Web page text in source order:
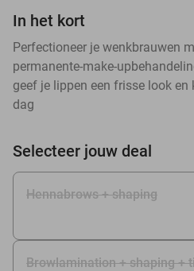
In het kort
Perfectioneer je wenkbrauwen
permanente-make-
geef je lippen een frisse look
dag
Selecteer jouw deal
Hennabrows + shaping
Browlamination + shaping +